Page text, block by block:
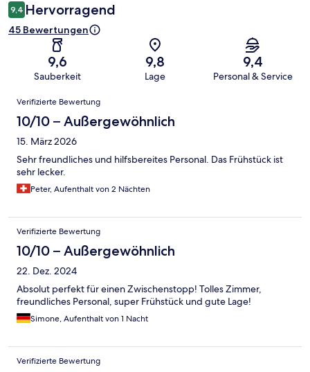
9,4 Hervorragend
45 Bewertungen
9,6
Sauberkeit
9,8
Lage
9,4
Personal & Service
Bewertungen
Verifizierte Bewertung
10/10 – Außergewöhnlich
15. März 2026
Sehr freundliches und hilfsbereites Personal. Das Frühstück ist
sehr lecker.
Peter, Aufenthalt von 2 Nächten
Verifizierte Bewertung
10/10 – Außergewöhnlich
22. Dez. 2024
Absolut perfekt für einen Zwischenstopp! Tolles Zimmer,
freundliches Personal, super Frühstück und gute Lage!
Simone, Aufenthalt von 1 Nacht
Verifizierte Bewertung